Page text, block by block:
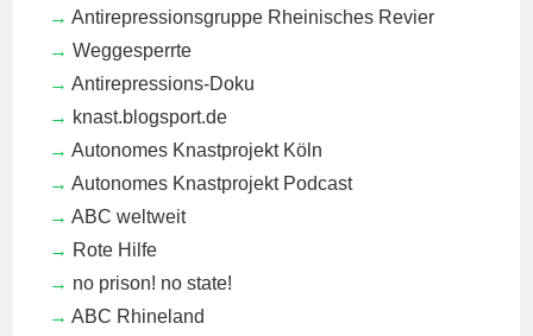
Antirepressionsgruppe Rheinisches Revier
Weggesperrte
Antirepressions-Doku
knast.blogsport.de
Autonomes Knastprojekt Köln
Autonomes Knastprojekt Podcast
ABC weltweit
Rote Hilfe
no prison! no state!
ABC Rhineland